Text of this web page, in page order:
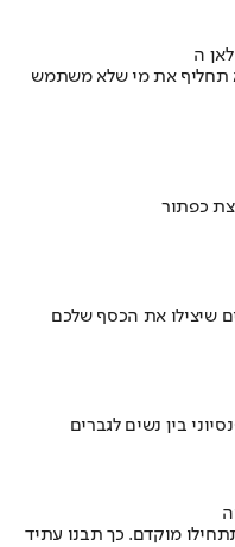
תחליף את מי שלא משתמש
כפתור
שיצילו את הכסף שלכם
בין נשים לגברים
מוקדם. כך תבנו עתיד